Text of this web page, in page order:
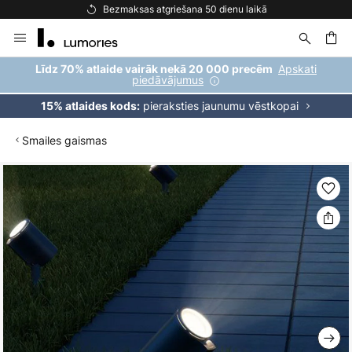
Bezmaksas atgriešana 50 dienu laikā
to
Content
Līdz 70% atlaide vairāk nekā 20 000 precēm Apskati
piedāvājumus
15% atlaides kods:pieraksties jaunumu vēstkopai
Smailes gaismas
uz
galerijas
beigām